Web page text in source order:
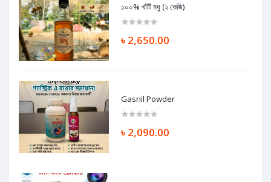
১০০% খাঁটি মধু (২ কেজি)
৳ 2,650.00
Gasnil Powder
৳ 2,090.00